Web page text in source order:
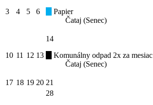
3 4 5 6
Papier
Čataj (Senec)
10 11 12 13
14
Komunálny odpad 2x za mesiac
Čataj (Senec)
17 18 19 20 21
28